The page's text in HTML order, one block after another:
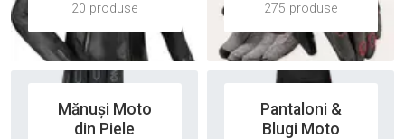
20 produse 275 produse
Mănuși Moto
din Piele
Pantaloni &
Blugi Moto